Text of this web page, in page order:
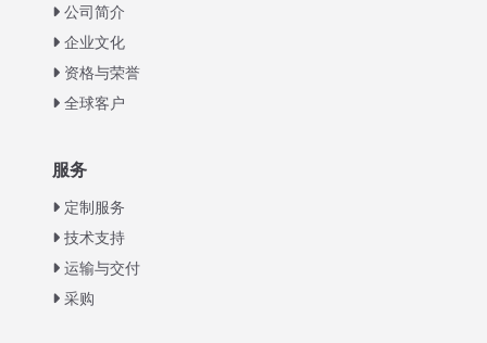
公司简介
企业文化
资格与荣誉
全球客户
服务
定制服务
技术支持
运输与交付
采购Turkish
Swahili
Urdu
Greek